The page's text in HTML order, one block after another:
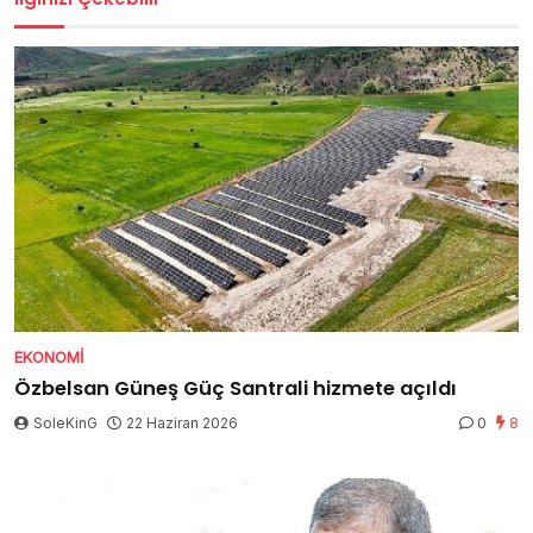
EKONOMI
Özbelsan Güneş Güç Santrali hizmete açıldı
SoleKinG 22 Haziran 2026 0 8